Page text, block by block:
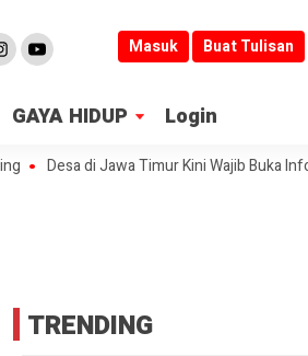
Masuk Buat Tulisan
GAYA HIDUP Login
Desa di Jawa Timur Kini Wajib Buka Informasi
TRENDING